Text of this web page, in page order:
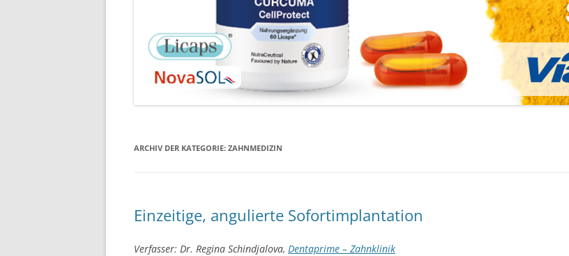
ARCHIV DER KATEGORIE: ZAHNMEDIZIN
Einzeitige, angulierte Sofortimplantation
Verfasser: Dr. Regina Schindjalova, Dentaprime – Zahnklinik